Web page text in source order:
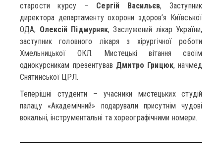
старости курсу – Сергій Васильєв, Заступник
директора департаменту охорони здоров’я Київської
ОДА, Олексій Підмурняк, Заслужений лікар України,
заступник головного лікаря з хірургічної роботи
Хмельницької ОКЛ. Мистецькі вітання своїм
однокурсникам презентував Дмитро Грицюк, начмед
Снятинської ЦРЛ.
Теперішні студенти – учасники мистецьких студій
палацу «Академічний» подарували присутнім чудові
вокальні, інструментальні та хореографічними номери.